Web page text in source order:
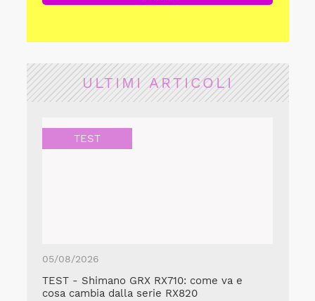
ULTIMI ARTICOLI
TEST
05/08/2026
TEST - Shimano GRX RX710: come va e
cosa cambia dalla serie RX820